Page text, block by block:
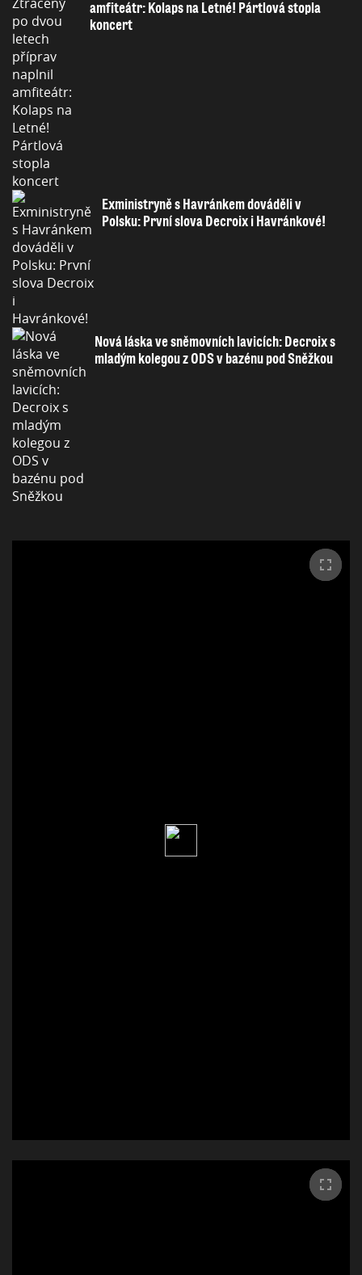
amfiteátr: Kolaps na Letné! Pártlová stopla
koncert
Exministryně s Havránkem dováděli v
Polsku: První slova Decroix i Havránkové!
Nová láska ve sněmovních lavicích: Decroix s
mladým kolegou z ODS v bazénu pod Sněžkou